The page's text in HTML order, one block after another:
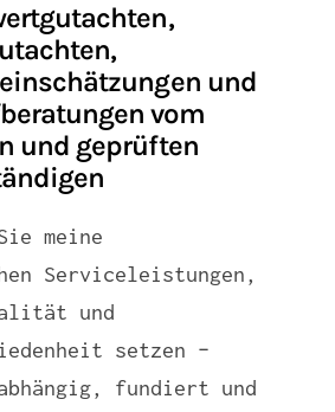
und
vom
und geprüften
meine
Serviceleistungen,
und
setzen –
fundiert und